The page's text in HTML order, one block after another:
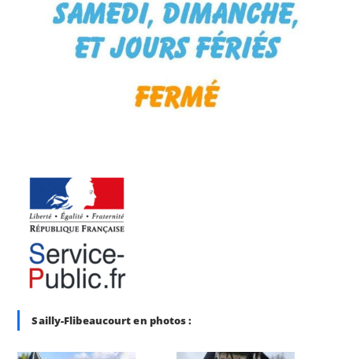
Sailly-Flibeaucourt en photos :